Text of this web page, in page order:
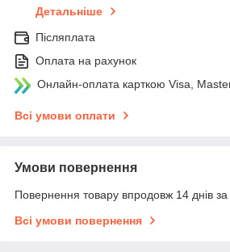
Детальніше
Післяплата
Оплата на рахунок
Онлайн-оплата карткою Visa,
Всі умови оплати
Умови повернення
Повернення товару впродовж 14 днів
Всі умови повернення